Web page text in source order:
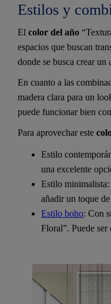
Estilos y
Elcolor del año
espacios que buscan
donde se busca crear
En cuanto a las
madera clara para un
puede funcionar bien
Para aprovechar este
Estilo
una excelente
Estilo minimalista:
añadir un toque
Estilo boho: Con
Floral”. Puede